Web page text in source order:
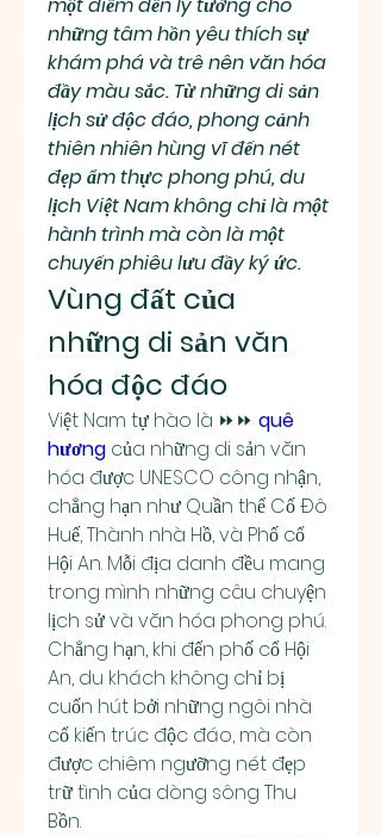
những tâm hồn yêu thích sự
khám phá và trê nên văn hóa
đầy màu sắc. Từ những di sản
lịch sử độc đáo, phong cảnh
thiên nhiên hùng vĩ đến nét
đẹp ẩm thực phong phú, du
lịch Việt Nam không chỉ là một
hành trình mà còn là một
chuyến phiêu lưu đầy ký ức.
Vùng đất của
những di sản văn
hóa độc đáo
Việt Nam tự hào là ⏩⏩ quê
hương của những di sản văn
hóa được UNESCO công nhận,
chẳng hạn như Quần thể Cố Đô
Huế, Thành nhà Hồ, và Phố cổ
Hội An. Mỗi địa danh đều mang
trong mình những câu chuyện
lịch sử và văn hóa phong phú.
Chẳng hạn, khi đến phố cổ Hội
An, du khách không chỉ bị
cuốn hút bởi những ngôi nhà
cổ kiến trúc độc đáo, mà còn
được chiêm ngưỡng nét đẹp
trữ tình của dòng sông Thu
Bồn.